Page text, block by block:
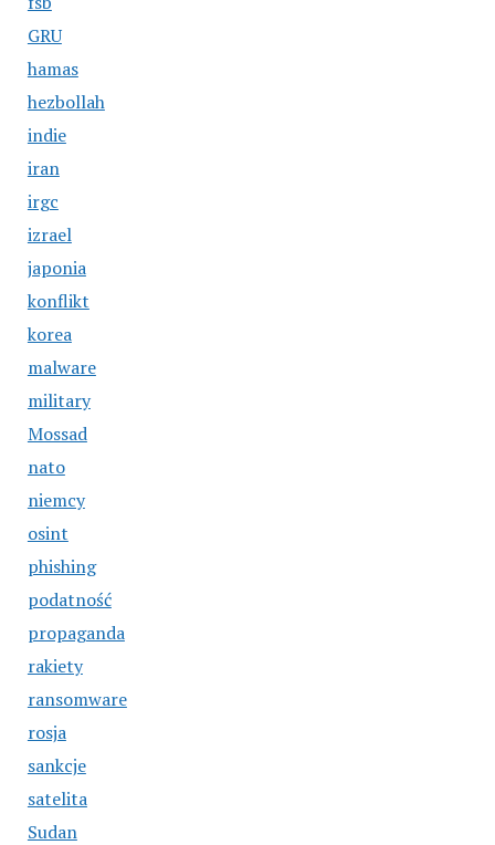
GRU
hamas
hezbollah
indie
iran
irgc
izrael
japonia
konflikt
korea
malware
military
Mossad
nato
niemcy
osint
phishing
podatność
propaganda
rakiety
ransomware
rosja
sankcje
satelita
Sudan